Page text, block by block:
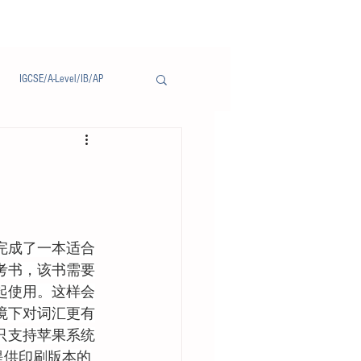
IGCSE/A-Level/IB/AP
成了一本适合
书，该书需要
使用。这样会
下对词汇更有
支持苹果系统
供印刷版本的